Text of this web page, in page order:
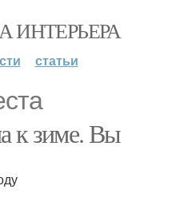
ИНТЕРЬЕРА
статьи
к зиме. Вы